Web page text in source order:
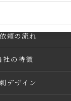
頼の流れ
社の特徴
デザイン